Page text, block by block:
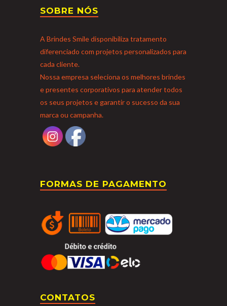
SOBRE NÓS
A Brindes Smile disponibiliza tratamento
diferenciado com projetos personalizados para
cada cliente.
Nossa empresa seleciona os melhores brindes
e presentes corporativos para atender todos
os seus projetos e garantir o sucesso da sua
marca ou campanha.
FORMAS DE PAGAMENTO
CONTATOS